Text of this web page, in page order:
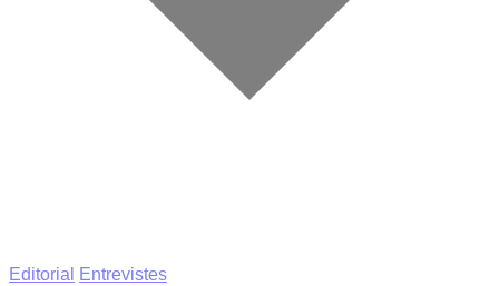
Editorial
Entrevistes